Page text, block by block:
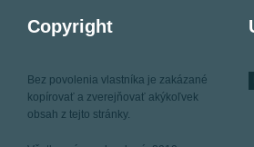
Copyright
Bez povolenia vlastníka je zakázané
kopírovať a zverejňovať akýkoľvek
obsah z tejto stránky.